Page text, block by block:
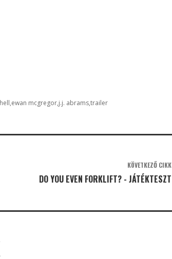
ewan mcgregor j.j. abramstrailer
KÖVETKEZŐ CIKK
DO YOU EVEN FORKLIFT? - JÁTÉKTESZT